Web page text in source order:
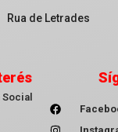
Rua de Letrades